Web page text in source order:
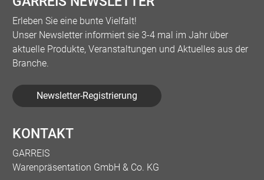
Erleben Sie eine bunte Vielfalt!
Unser Newsletter informiert sie 3-4 mal im Jahr über
aktuelle Produkte, Veranstaltungen und Aktuelles aus der
Branche.
Newsletter-Registrierung
KONTAKT
GARREIS
Warenpräsentation GmbH & Co. KG